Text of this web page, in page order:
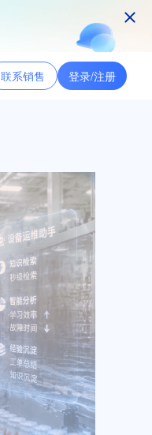
联系销售 登录/注册